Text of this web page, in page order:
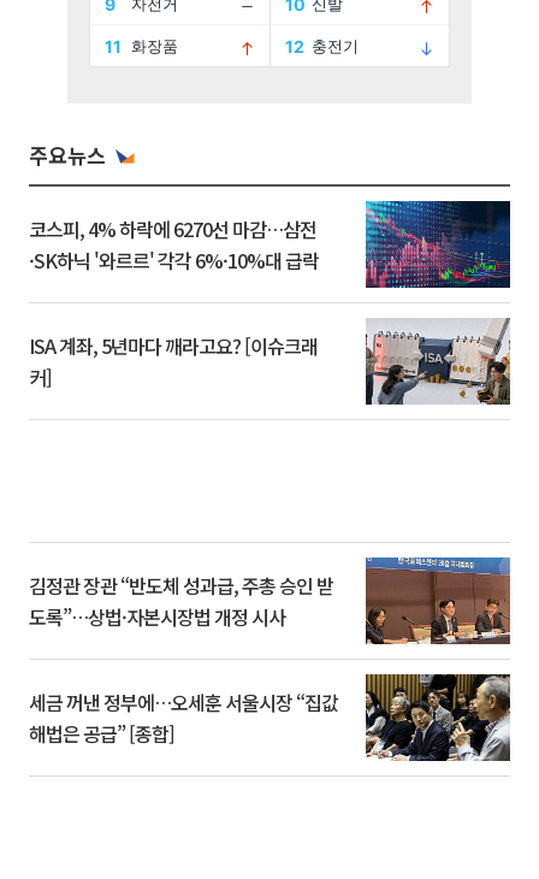
주요뉴스
코스피, 4% 하락에 6270선 마감…삼전
·SK하닉 '와르르' 각각 6%·10%대 급락
ISA 계좌, 5년마다 깨라고요? [이슈크래
커]
김정관 장관 “반도체 성과급, 주총 승인 받
도록”…상법·자본시장법 개정 시사
세금 꺼낸 정부에…오세훈 서울시장 “집값
해법은 공급” [종합]